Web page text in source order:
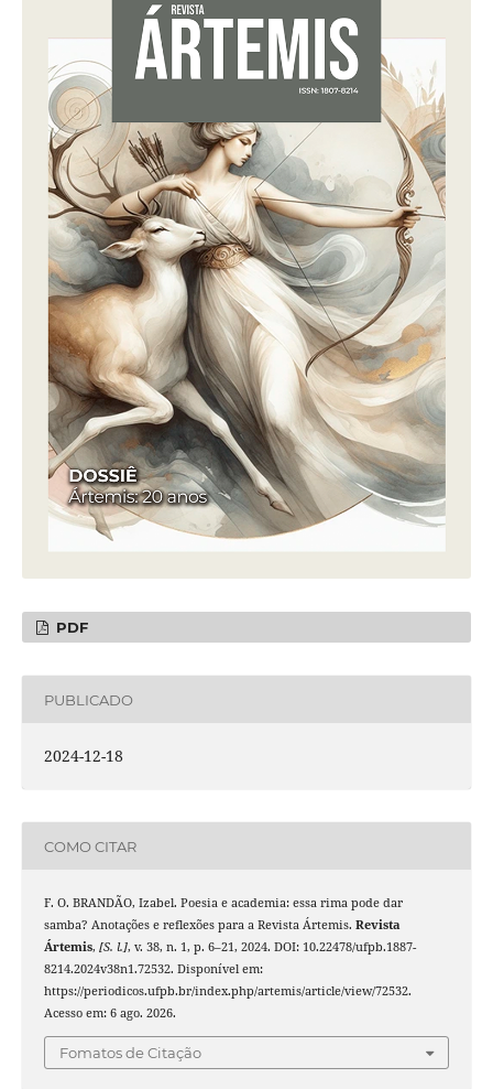
PDF
PUBLICADO
2024-12-18
COMO CITAR
F. O. BRANDÃO, Izabel. Poesia e academia: essa rima pode dar
samba? Anotações e reflexões para a Revista Ártemis. Revista
Ártemis, [S. l.], v. 38, n. 1, p. 6–21, 2024. DOI: 10.22478/ufpb.1887-
8214.2024v38n1.72532. Disponível em:
https://periodicos.ufpb.br/index.php/artemis/article/view/72532.
Acesso em: 6 ago. 2026.
Fomatos de Citação